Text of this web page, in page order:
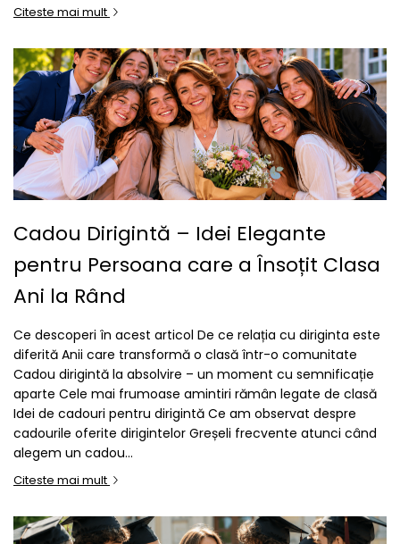
Citeste mai mult
Cadou Dirigintă – Idei Elegante
pentru Persoana care a Însoțit Clasa
Ani la Rând
Ce descoperi în acest articol De ce relația cu diriginta este
diferită Anii care transformă o clasă într-o comunitate
Cadou dirigintă la absolvire – un moment cu semnificație
aparte Cele mai frumoase amintiri rămân legate de clasă
Idei de cadouri pentru dirigintă Ce am observat despre
cadourile oferite dirigintelor Greșeli frecvente atunci când
alegem un cadou...
Citeste mai mult